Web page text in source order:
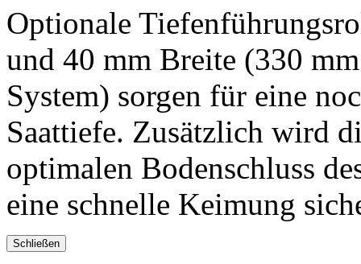
Optionale
und 40 mm Breite (330 mm
System) sorgen für eine
Saattiefe. Zusätzlich wird
optimalen Bodenschluss
eine schnelle Keimung
Schließen